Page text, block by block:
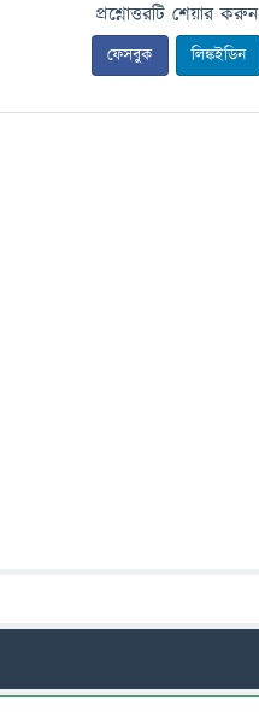
প্রশ্নোত্তরটি শেয়ার করুন
ফেসবুক লিঙ্কইডিন